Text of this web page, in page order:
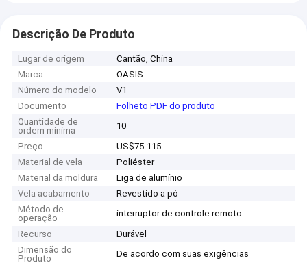
Descrição De Produto
Lugar de origem
Cantão, China
Marca
OASIS
Número do modelo
V1
Documento
Folheto PDF do produto
Quantidade de
ordem mínima
10
Preço
US$75-115
Material de vela
Poliéster
Material da moldura
Liga de alumínio
Vela acabamento
Revestido a pó
Método de
operação
interruptor de controle remoto
Recurso
Durável
Dimensão do
Produto
De acordo com suas exigências